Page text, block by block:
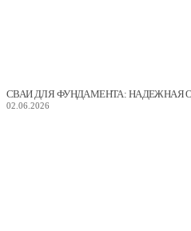
СВАИ ДЛЯ ФУНДАМЕНТА: НАДЕЖНАЯ
02.06.2026